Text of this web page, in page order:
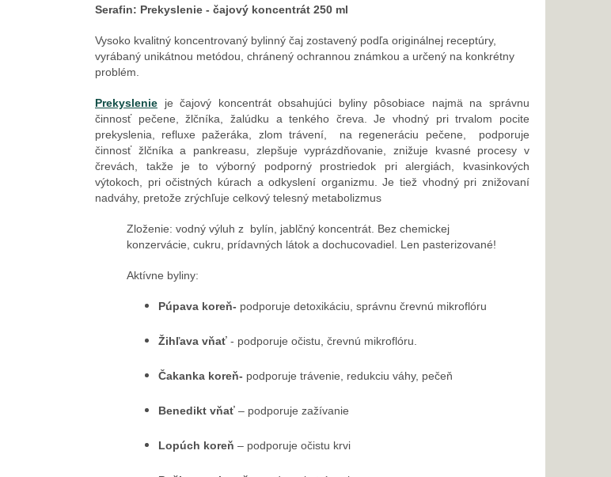
Serafin: Prekyslenie - čajový koncentrát 250 ml
Vysoko kvalitný koncentrovaný bylinný čaj zostavený podľa originálnej receptúry,
vyrábaný unikátnou metódou, chránený ochrannou známkou a určený na konkrétny
problém.
Prekyslenie je čajový koncentrát obsahujúci byliny pôsobiace najmä na správnu
činnosť pečene, žlčníka, žalúdku a tenkého čreva. Je vhodný pri trvalom pocite
prekyslenia, refluxe pažeráka, zlom trávení, na regeneráciu pečene, podporuje
činnosť žlčníka a pankreasu, zlepšuje vyprázdňovanie, znižuje kvasné procesy v
črevách, takže je to výborný podporný prostriedok pri alergiách, kvasinkových
výtokoch, pri očistných kúrach a odkyslení organizmu. Je tiež vhodný pri znižovaní
nadváhy, pretože zrýchľuje celkový telesný metabolizmus
Zloženie: vodný výluh z bylín, jablčný koncentrát. Bez chemickej
konzervácie, cukru, prídavných látok a dochucovadiel. Len pasterizované!
Aktívne byliny:
Púpava koreň- podporuje detoxikáciu, správnu črevnú mikroflóru
Žihľava vňať - podporuje očistu, črevnú mikroflóru.
Čakanka koreň- podporuje trávenie, redukciu váhy, pečeň
Benedikt vňať – podporuje zažívanie
Lopúch koreň – podporuje očistu krvi